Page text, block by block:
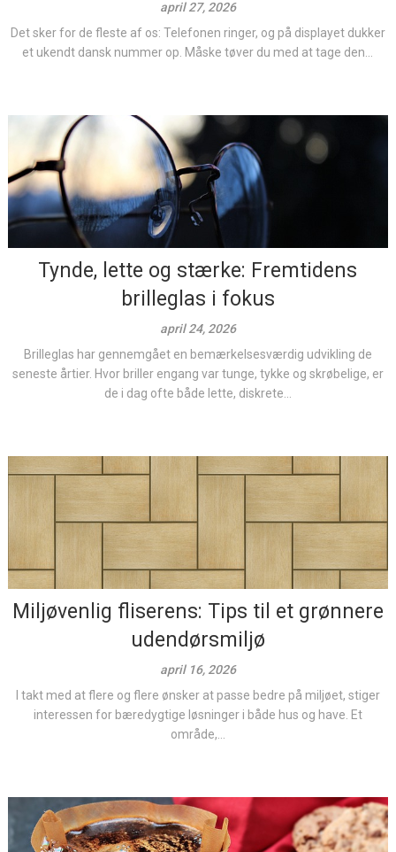
april 27, 2026
Det sker for de fleste af os: Telefonen ringer, og på displayet dukker
et ukendt dansk nummer op. Måske tøver du med at tage den...
Tynde, lette og stærke: Fremtidens
brilleglas i fokus
april 24, 2026
Brilleglas har gennemgået en bemærkelsesværdig udvikling de
seneste årtier. Hvor briller engang var tunge, tykke og skrøbelige, er
de i dag ofte både lette, diskrete...
Miljøvenlig fliserens: Tips til et grønnere
udendørsmiljø
april 16, 2026
I takt med at flere og flere ønsker at passe bedre på miljøet, stiger
interessen for bæredygtige løsninger i både hus og have. Et
område,...